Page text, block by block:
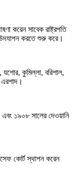
করেন সাবেক রাষ্ট্রপতি
উদযাপন করতে শুরু করে।
যশোর, কুমিল্লা, বরিশাল,
এরশাদ।
১৯০৮ সালের দেওয়ানি
কোর্ট স্থাপন করেন